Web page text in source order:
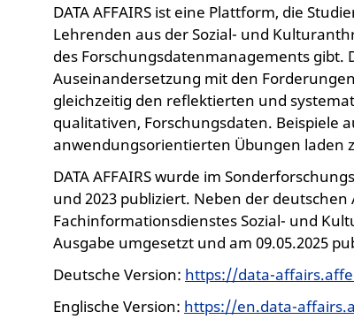
DATA AFFAIRS ist eine Plattform, die
Lehrenden aus der Sozial- und
des Forschungsdatenmanagements gibt.
Auseinandersetzung mit den
gleichzeitig den reflektierten und
qualitativen, Forschungsdaten. Beispiele
anwendungsorientierten Übungen laden
DATA AFFAIRS wurde im
und 2023 publiziert. Neben der
Fachinformationsdienstes Sozial- und
Ausgabe umgesetzt und am 09.05.2025
Deutsche Version: https://data-
Englische Version: https://en.data-